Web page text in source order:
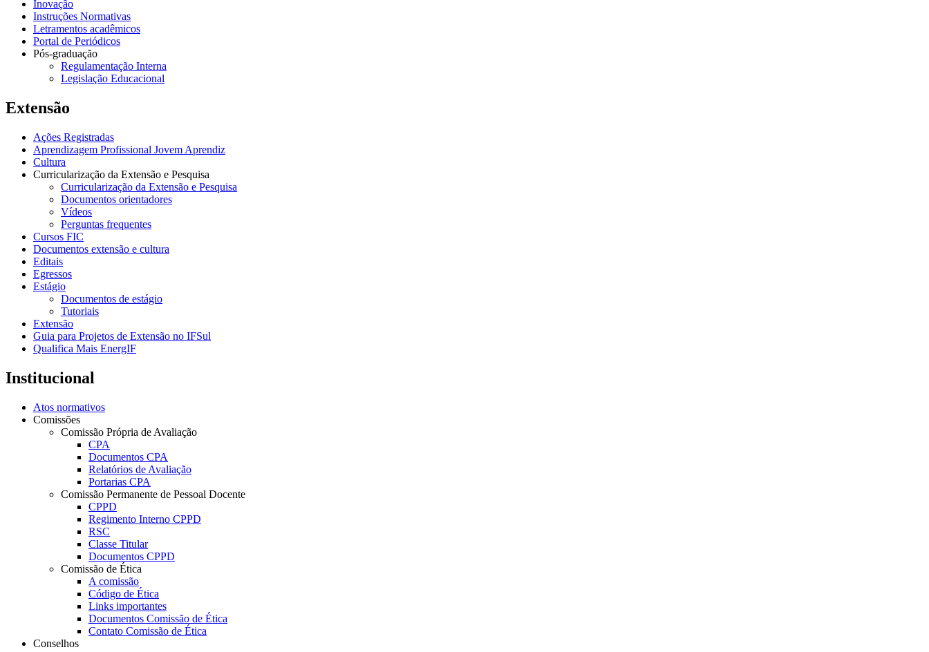
Inovação
Instruções Normativas
Letramentos acadêmicos
Portal de Periódicos
Pós-graduação
Regulamentação Interna
Legislação Educacional
Extensão
Ações Registradas
Aprendizagem Profissional Jovem Aprendiz
Cultura
Curricularização da Extensão e Pesquisa
Curricularização da Extensão e Pesquisa
Documentos orientadores
Vídeos
Perguntas frequentes
Cursos FIC
Documentos extensão e cultura
Editais
Egressos
Estágio
Documentos de estágio
Tutoriais
Extensão
Guia para Projetos de Extensão no IFSul
Qualifica Mais EnergIF
Institucional
Atos normativos
Comissões
Comissão Própria de Avaliação
CPA
Documentos CPA
Relatórios de Avaliação
Portarias CPA
Comissão Permanente de Pessoal Docente
CPPD
Regimento Interno CPPD
RSC
Classe Titular
Documentos CPPD
Comissão de Ética
A comissão
Código de Ética
Links importantes
Documentos Comissão de Ética
Contato Comissão de Ética
Conselhos